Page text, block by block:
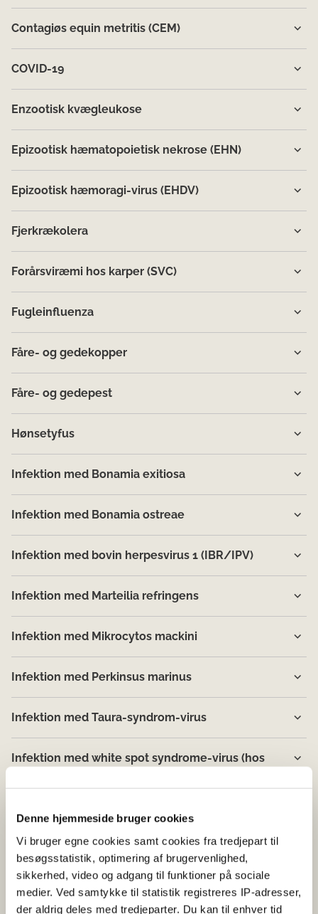
Denne hjemmeside bruger cookies
Vi bruger egne cookies samt cookies fra tredjepart til
besøgsstatistik, optimering af brugervenlighed,
sikkerhed, video og adgang til funktioner på sociale
medier. Ved samtykke til statistik registreres IP-adresser,
der aldrig deles med tredjeparter. Du kan til enhver tid
Contagiøs equin metritis (CEM)
COVID-19
Enzootisk kvægleukose
Epizootisk hæmatopoietisk nekrose (EHN)
Epizootisk hæmoragi-virus (EHDV)
Fjerkrækolera
Forårsviræmi hos karper (SVC)
Fugleinfluenza
Fåre- og gedekopper
Fåre- og gedepest
Hønsetyfus
Infektion med Bonamia exitiosa
Infektion med Bonamia ostreae
Infektion med bovin herpesvirus 1 (IBR/IPV)
Infektion med Marteilia refringens
Infektion med Mikrocytos mackini
Infektion med Perkinsus marinus
Infektion med Taura-syndrom-virus
Infektion med white spot syndrome-virus (hos
Infektion med yellow head disease-virus
Infektiøs hæmatopoietisk nekrose (IHN)
Infektiøs lakseanæmi